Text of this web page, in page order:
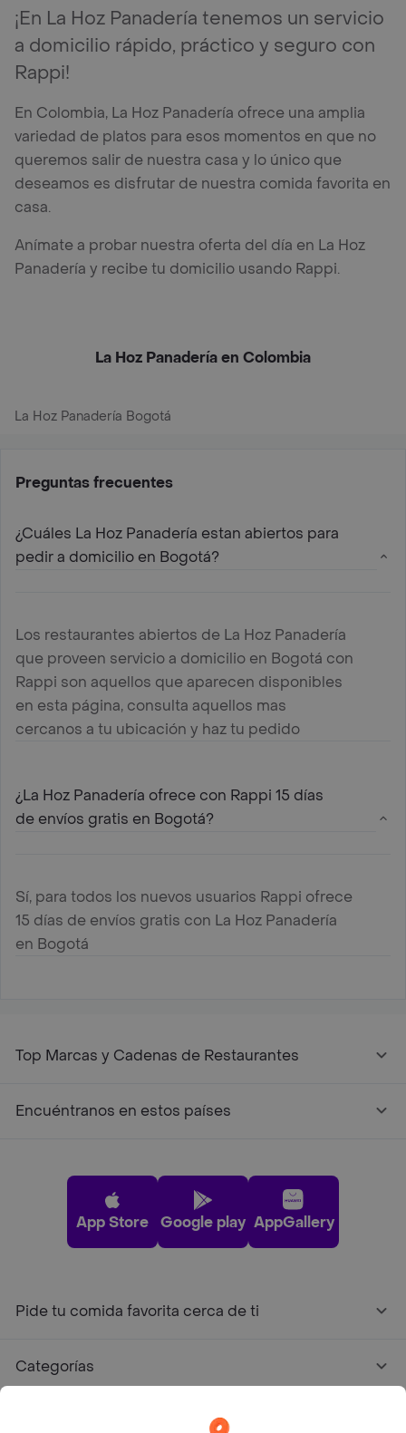
¡En La Hoz Panadería tenemos un servicio
a domicilio rápido, práctico y seguro con
Rappi!
En Colombia, La Hoz Panadería ofrece una amplia
variedad de platos para esos momentos en que no
queremos salir de nuestra casa y lo único que
deseamos es disfrutar de nuestra comida favorita en
casa.
Anímate a probar nuestra oferta del día en La Hoz
Panadería y recibe tu domicilio usando Rappi.
La Hoz Panadería en Colombia
La Hoz Panadería Bogotá
Preguntas frecuentes
¿Cuáles La Hoz Panadería estan abiertos para
pedir a domicilio en Bogotá?
Los restaurantes abiertos de La Hoz Panadería
que proveen servicio a domicilio en Bogotá con
Rappi son aquellos que aparecen disponibles
en esta página, consulta aquellos mas
cercanos a tu ubicación y haz tu pedido
¿La Hoz Panadería ofrece con Rappi 15 días
de envíos gratis en Bogotá?
Sí, para todos los nuevos usuarios Rappi ofrece
15 días de envíos gratis con La Hoz Panadería
en Bogotá
Top Marcas y Cadenas de Restaurantes
Encuéntranos en estos países
App Store Google play AppGallery
Pide tu comida favorita cerca de ti
Categorías